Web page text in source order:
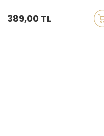
389,00 TL